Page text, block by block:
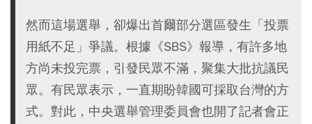
然而這場選舉，卻爆出首爾部分選區發生「投票
用紙不足」爭議。根據《SBS》報導，有許多地
方尚未投完票，引發民眾不滿，聚集大批抗議民
眾。有民眾表示，一直期盼韓國可採取台灣的方
式。對此，中央選舉管理委員會也開了記者會正